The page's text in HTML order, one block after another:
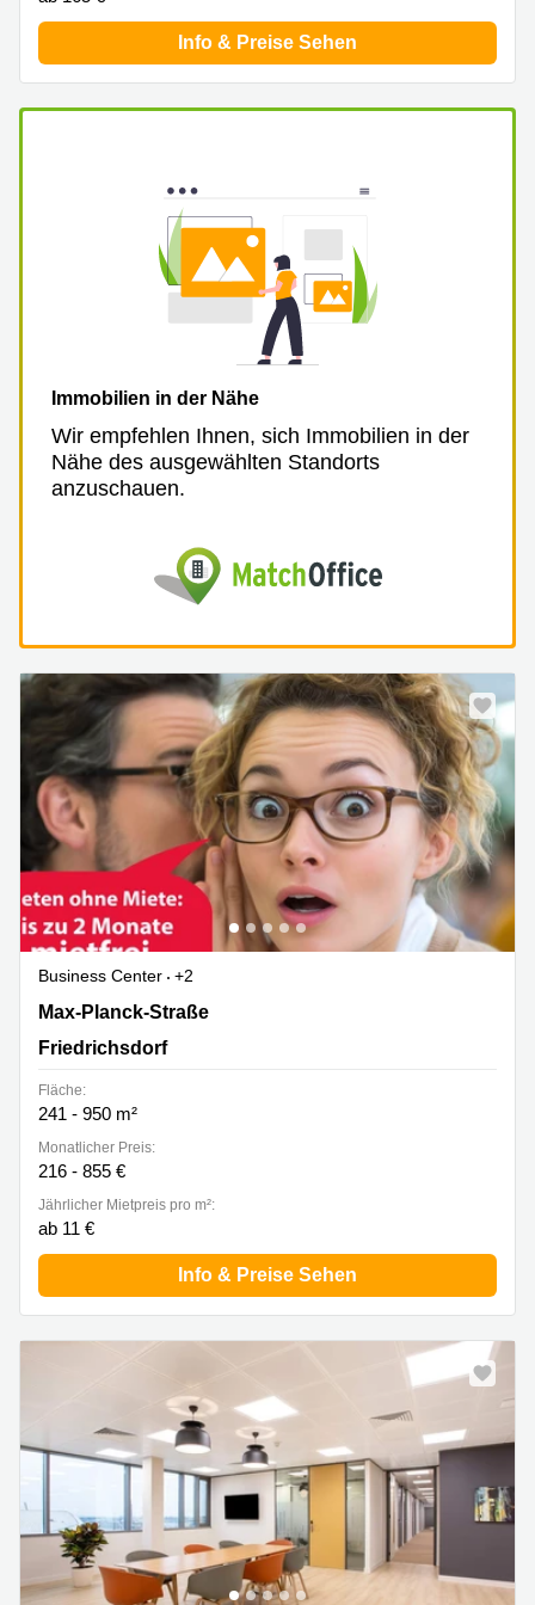
Info & Preise Sehen
Immobilien in der Nähe
Wir empfehlen Ihnen, sich Immobilien in der
Nähe des ausgewählten Standorts
anzuschauen.
Business Center
+2
Max-Planck-Straße 36, Friedrichsdorf
Max-Planck-Straße
Friedrichsdorf
Fläche:
241 - 950 m²
Monatlicher Preis:
216 - 855 €
Jährlicher Mietpreis pro m²:
ab 11 €
Info & Preise Sehen